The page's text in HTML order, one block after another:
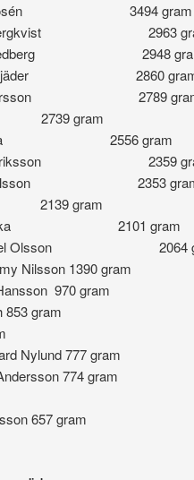
Rosén 3494 gram
Pär Bergkvist 2963
Hedberg 2948
Tjäder 2860
Andersson 2789
gram
2556 gram
Eriksson 2359
Olsson 2353
gram
2101 gram
Olsson 2064
Nilsson 1390 gram
970 gram
853 gram
Nylund 777 gram
774 gram
657 gram